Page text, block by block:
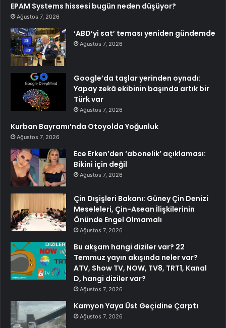
EPAM Systems hissesi bugün neden düşüyor?
Ağustos 7, 2026
‘ABD’yi sat’ teması yeniden gündemde
Ağustos 7, 2026
Google’da taşlar yerinden oynadı:
Yapay zekâ ekibinin başında artık bir
Türk var
Ağustos 7, 2026
Kurban Bayramı’nda Otoyolda Yoğunluk
Ağustos 7, 2026
Ece Erken’den ‘abonelik’ açıklaması:
Bikini için değil
Ağustos 7, 2026
Çin Dışişleri Bakanı: Güney Çin Denizi
Meseleleri, Çin-Asean İlişkilerinin
Önünde Engel Olmamalı
Ağustos 7, 2026
Bu akşam hangi diziler var? 22
Temmuz yayın akışında neler var?
ATV, Show TV, NOW, TV8, TRT1, Kanal
D, hangi diziler var?
Ağustos 7, 2026
Kamyon Yaya Üst Geçidine Çarptı
Ağustos 7, 2026